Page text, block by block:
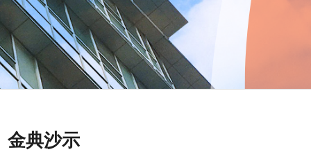
金典沙示